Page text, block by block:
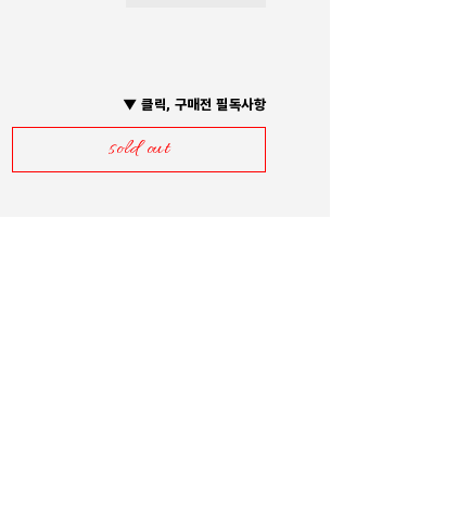
▼ 클릭, 구매전 필독사항
sold out